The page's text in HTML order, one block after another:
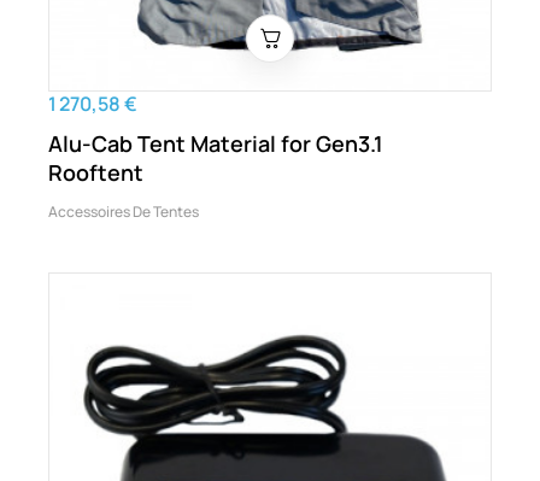
1 270,58 €
Alu-Cab Tent Material for Gen3.1
Rooftent
Accessoires De Tentes